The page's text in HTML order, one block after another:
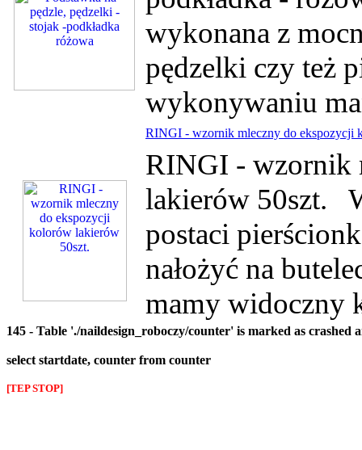
wykonana z
pędzelki czy też
wykonywaniu
RINGI - wzornik mleczny do ekspozycji
RINGI - wzornik
lakierów 50szt.
postaci
nałożyć na
mamy widoczny
145 - Table './naildesign_roboczy/counter' is marked as crashed
select startdate, counter from counter
[TEP STOP]